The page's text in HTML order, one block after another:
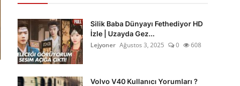
Silik Baba Dünyayı Fethediyor HD
İzle | Uzayda Gez...
Lejyoner Ağustos 3, 2025 0 608
Volvo V40 Kullanıcı Yorumları ?